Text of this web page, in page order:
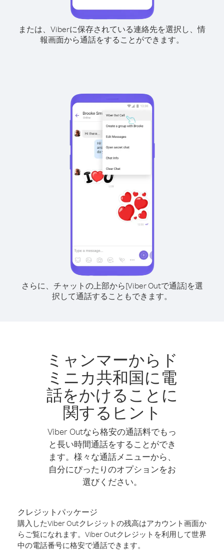
または、Viberに保存されている連絡先を選択し、情
報画面から通話をすることができます。
さらに、チャットの上部から[Viber Outで通話]を選
択して通話することもできます。
ミャンマーからド
ミニカ共和国に電
話をかけることに
関するヒント
Viber Outなら格安の通話料でもっ
と長い時間通話をすることができ
ます。様々な通話メニューから、
自分にぴったりのオプションをお
選びください。
クレジットパッケージ
購入したViber Outクレジットの残高はアカウント画面か
らご覧になれます。Viber Outクレジットを利用して世界
中の電話番号に格安で通話できます。